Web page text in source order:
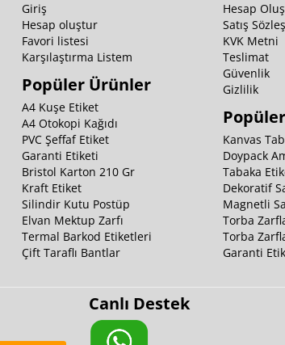
Giriş
Hesap oluştur
Favori listesi
Karşılaştırma Listem
Popüler Ürünler
A4 Kuşe Etiket
A4 Otokopi Kağıdı
PVC Şeffaf Etiket
Garanti Etiketi
Bristol Karton 210 Gr
Kraft Etiket
Silindir Kutu Postüp
Elvan Mektup Zarfı
Termal Barkod Etiketleri
Çift Taraflı Bantlar
Hesap
Satış
KVK Metni
Teslimat
Güvenlik
Gizlilik
Kanvas
Doypack
Tabaka
Dekoratif
Magnetli
Torba
Torba
Garanti
Canlı Destek